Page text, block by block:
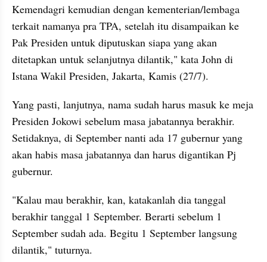
Kemendagri kemudian dengan kementerian/lembaga
terkait namanya pra TPA, setelah itu disampaikan ke
Pak Presiden untuk diputuskan siapa yang akan
ditetapkan untuk selanjutnya dilantik," kata John di
Istana Wakil Presiden, Jakarta, Kamis (27/7).
Yang pasti, lanjutnya, nama sudah harus masuk ke meja
Presiden Jokowi sebelum masa jabatannya berakhir.
Setidaknya, di September nanti ada 17 gubernur yang
akan habis masa jabatannya dan harus digantikan Pj
gubernur.
"Kalau mau berakhir, kan, katakanlah dia tanggal
berakhir tanggal 1 September. Berarti sebelum 1
September sudah ada. Begitu 1 September langsung
dilantik," tuturnya.